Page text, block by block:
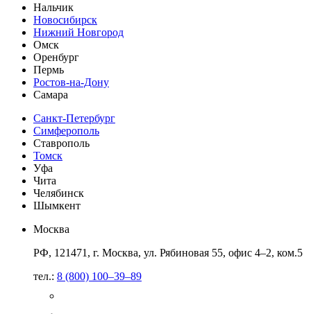
Нальчик
Новосибирск
Нижний Новгород
Омск
Оренбург
Пермь
Ростов-на-Дону
Самара
Санкт-Петербург
Симферополь
Ставрополь
Томск
Уфа
Чита
Челябинск
Шымкент
Москва
РФ, 121471, г. Москва, ул. Рябиновая 55, офис 4–2, ком.5
тел.: 8 (800) 100–39–89